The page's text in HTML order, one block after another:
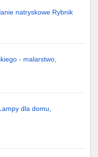
natryskowe Rybnik
- malarstwo,
dla domu,